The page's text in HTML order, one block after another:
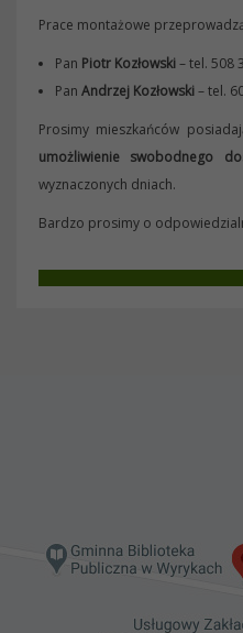
Prace montażowe
Pan Piotr Kozłowski– tel. 508
Pan Andrzej Kozłowski– tel.
Prosimy mieszkańców
umożliwienie swobodnego
wyznaczonych dniach.
Bardzo prosimy o